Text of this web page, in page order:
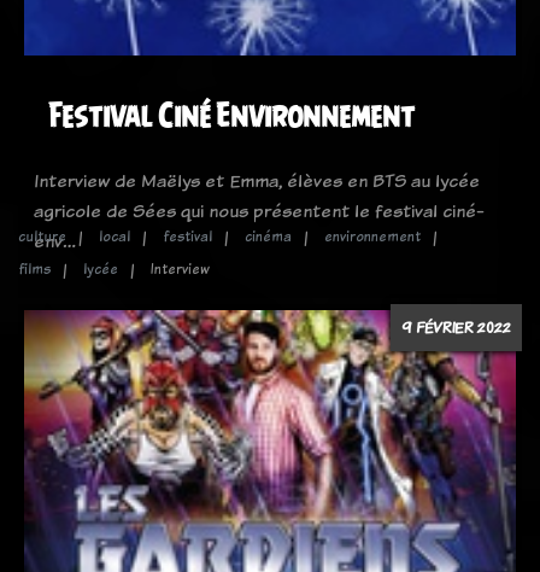
Festival Ciné Environnement
Interview de Maëlys et Emma, élèves en BTS au lycée
agricole de Sées qui nous présentent le festival ciné-
env…
culture local festival cinéma
environnement
films
lycée Interview
9 FÉVRIER 2022